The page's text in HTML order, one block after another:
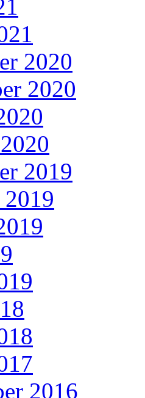
2020
2020
2019
2016